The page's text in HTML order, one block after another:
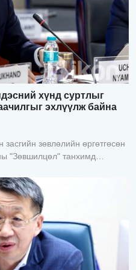
хүнд суртлыг
эхлүүлж байна
зөвлөлийн өргөтгөсөн
"Зөвшилцөл" танхимд